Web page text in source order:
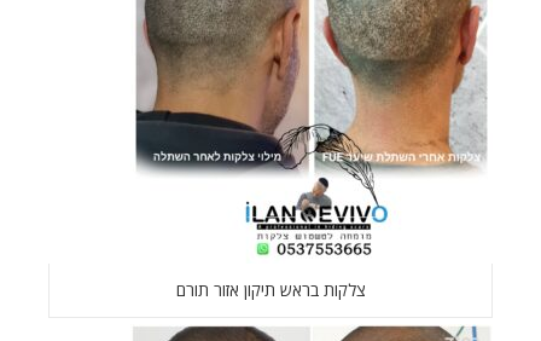
צלקות בראש תיקון אזור תורם